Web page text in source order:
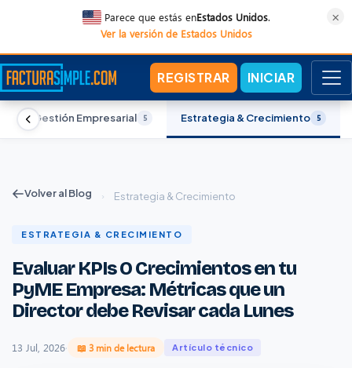
Parece que estás enEstados Unidos.
Ver la versión de Estados Unidos
×
REGISTRAR INICIAR
Gestión Empresarial 5 Estrategia & Crecimiento 5
Volver al Blog › Estrategia & Crecimiento
ESTRATEGIA & CRECIMIENTO
Evaluar KPIs O Crecimientos en tu
PyME Empresa: Métricas que un
Director debe Revisar cada Lunes
13 Jul, 2026· 📖 3 min de lectura Artículo técnico